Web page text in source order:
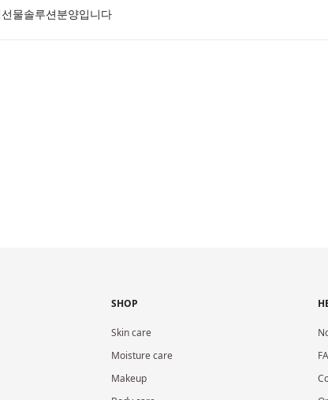
물솔루션분양입니다
SHOP
Skin care
Moisture care
Makeup